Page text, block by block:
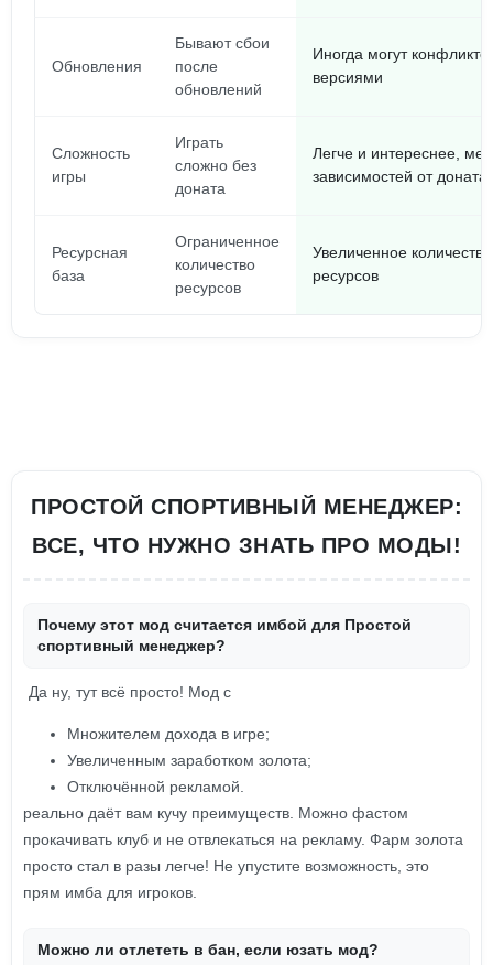
Обновления
Бывают сбои
после
обновлений
Иногда могут
версиями
Сложность
игры
Играть
сложно без
доната
Легче и интереснее,
зависимостей от доната
Ресурсная
база
Ограниченное
количество
ресурсов
Увеличенное
ресурсов
ПРОСТОЙ СПОРТИВНЫЙ МЕНЕДЖЕР:
ВСЕ, ЧТО НУЖНО ЗНАТЬ ПРО МОДЫ!
Почему этот мод считается имбой для Простой
спортивный менеджер?
Да ну, тут всё просто! Мод с
Множителем дохода в игре;
Увеличенным заработком золота;
Отключённой рекламой.
реально даёт вам кучу преимуществ. Можно фастом
прокачивать клуб и не отвлекаться на рекламу. Фарм золота
просто стал в разы легче! Не упустите возможность, это
прям имба для игроков.
Можно ли отлететь в бан, если юзать мод?